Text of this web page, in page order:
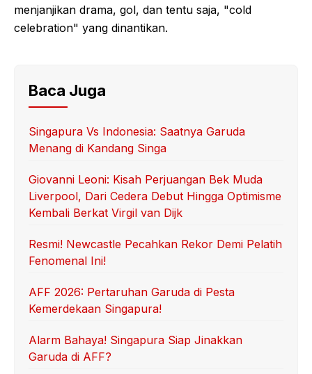
menjanjikan drama, gol, dan tentu saja, "cold
celebration" yang dinantikan.
Baca Juga
Singapura Vs Indonesia: Saatnya Garuda
Menang di Kandang Singa
Giovanni Leoni: Kisah Perjuangan Bek Muda
Liverpool, Dari Cedera Debut Hingga Optimisme
Kembali Berkat Virgil van Dijk
Resmi! Newcastle Pecahkan Rekor Demi Pelatih
Fenomenal Ini!
AFF 2026: Pertaruhan Garuda di Pesta
Kemerdekaan Singapura!
Alarm Bahaya! Singapura Siap Jinakkan
Garuda di AFF?